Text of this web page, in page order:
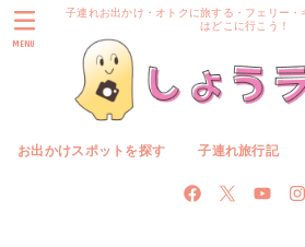
子連れお出かけ・オトクに旅する・フェリー
はどこに行こう！
お出かけスポットを探す 子連れ旅行記
MENU